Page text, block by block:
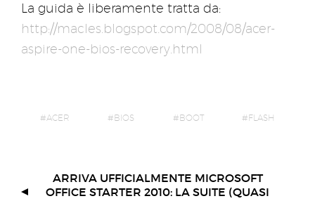
La guida è liberamente tratta da:
http://macles.blogspot.com/2008/08/acer-
aspire-one-bios-recovery.html
ACER BIOS BOOT FLASH
ARRIVA UFFICIALMENTE MICROSOFT
OFFICE STARTER 2010: LA SUITE (QUASI